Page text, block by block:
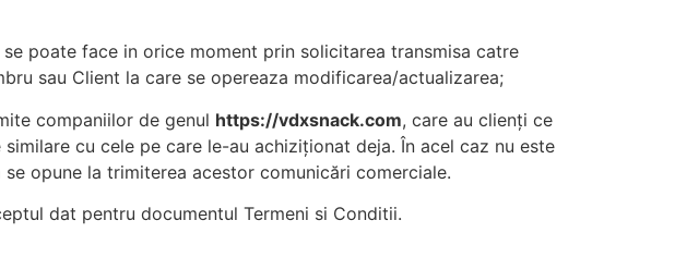
poate face in orice moment prin solicitarea transmisa catre
sau Client la care se opereaza modificarea/actualizarea;
companiilor de genul https://vdxsnack.com, care au clienți ce
cu cele pe care le-au achiziționat deja. În acel caz nu este
opune la trimiterea acestor comunicări comerciale.
dat pentru documentul Termeni si Conditii.